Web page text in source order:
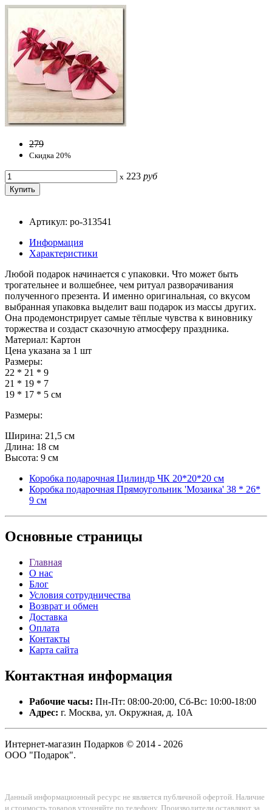
279
Скидка 20%
x 223 руб
Артикул: po-313541
Информация
Характеристики
Любой подарок начинается с упаковки. Что может быть
трогательнее и волшебнее, чем ритуал разворачивания
полученного презента. И именно оригинальная, со вкусом
выбранная упаковка выделит ваш подарок из массы других.
Она продемонстрирует самые тёплые чувства к виновнику
торжества и создаст сказочную атмосферу праздника.
Материал: Картон
Цена указана за 1 шт
Размеры:
22 * 21 * 9
21 * 19 * 7
19 * 17 * 5 см
Размеры:
Ширина: 21,5 см
Длина: 18 см
Высота: 9 см
Коробка подарочная Цилиндр ЧК 20*20*20 см
Коробка подарочная Прямоугольник 'Мозаика' 38 * 26*
9 см
Основные страницы
Главная
О нас
Блог
Условия сотрудничества
Возврат и обмен
Доставка
Оплата
Контакты
Карта сайта
Контактная информация
Рабочие часы: Пн-Пт: 08:00-20:00, Сб-Вс: 10:00-18:00
Адрес: г. Москва, ул. Окружная, д. 10А
Интернет-магазин Подарков © 2014 - 2026
ООО "Подарок".
Данный информационный ресурс не является публичной офертой. Наличие
и стоимость товаров уточняйте по телефону. Производители оставляют за